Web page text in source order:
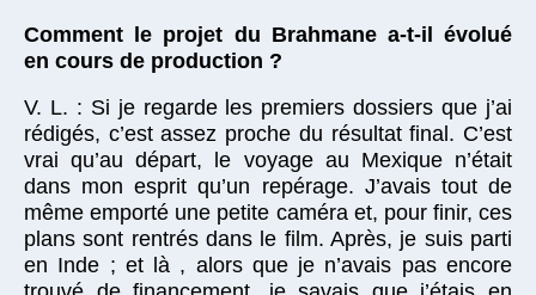
Comment le projet du Brahmane a-t-il évolué
en cours de production ?
V. L. : Si je regarde les premiers dossiers que j’ai
rédigés, c’est assez proche du résultat final. C’est
vrai qu’au départ, le voyage au Mexique n’était
dans mon esprit qu’un repérage. J’avais tout de
même emporté une petite caméra et, pour finir, ces
plans sont rentrés dans le film. Après, je suis parti
en Inde ; et là , alors que je n’avais pas encore